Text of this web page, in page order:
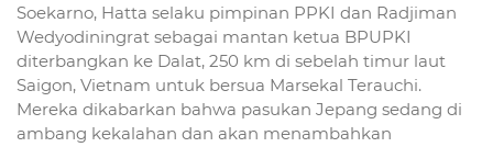
Soekarno, Hatta selaku pimpinan PPKI dan Radjiman
Wedyodiningrat sebagai mantan ketua BPUPKI
diterbangkan ke Dalat, 250 km di sebelah timur laut
Saigon, Vietnam untuk bersua Marsekal Terauchi.
Mereka dikabarkan bahwa pasukan Jepang sedang di
ambang kekalahan dan akan menambahkan